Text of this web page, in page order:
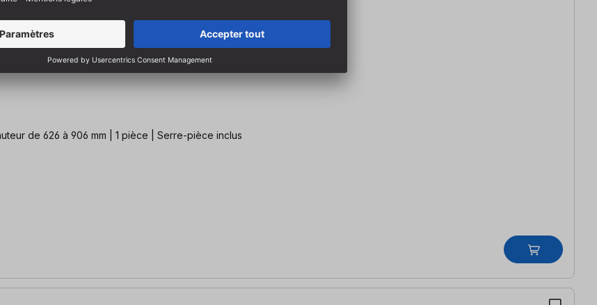
Tréteau de travail polyvalent, robuste et extensible réglable en hauteur de 626 à 906 mm | 1 pièce | Serre-pièce inclus